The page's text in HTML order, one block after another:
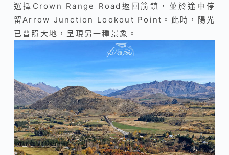
選擇Crown Range Road返回箭鎮，並於途中停
留Arrow Junction Lookout Point。此時，陽光
已普照大地，呈現另一種景象。